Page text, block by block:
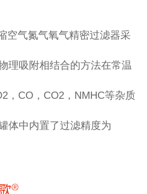
空气氮气氧气精密过滤器采
理吸附相结合的方法在常温
，CO，CO2，NMHC等杂质
体中内置了过滤精度为